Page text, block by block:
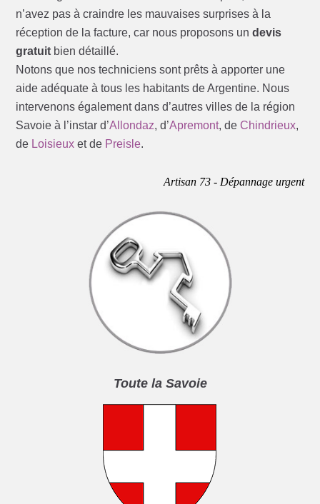
n’avez pas à craindre les mauvaises surprises à la
réception de la facture, car nous proposons undevis
gratuit bien détaillé.
Notons que nos techniciens sont prêts à apporter une
aide adéquate à tous les habitants de Argentine. Nous
intervenons également dans d’autres villes de la région
Savoie à l’instar d’Allondaz, d’Apremont, deChindrieux,
de Loisieux et de Preisle.
Artisan 73 - Dépannage urgent
Toute la Savoie